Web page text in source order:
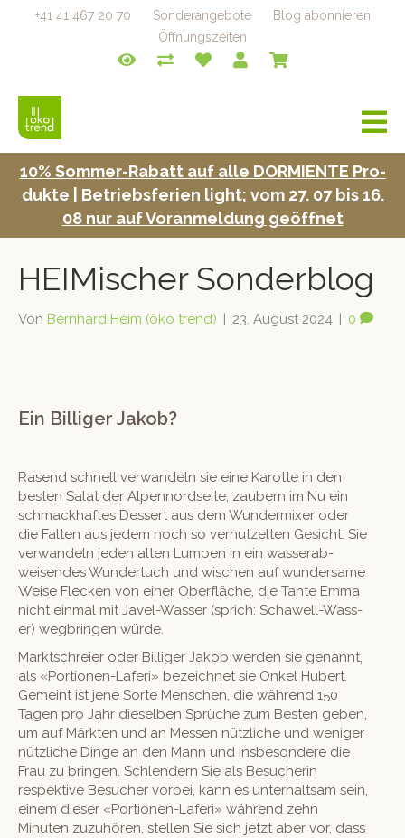
+41 41 467 20 70 Sonderangebote
Blog abonnieren
Öffnungszeiten
a
v
i
10% Som­mer-Rabatt auf alle DORMIENTE Pro­
duk­te
Betrieb­s­fe­rien light; vom 27. 07 bis 16.
08 nur auf Voran­mel­dung geöffnet
HEIMischer Sonderblog
Von Bernhard Heim (öko trend) 23. August 2024 0
Ein Billiger Jakob?
Rasend schnell ver­wan­deln sie eine Karotte in den
besten Salat der Alpen­nord­seite, zaubern im Nu ein
schmack­haftes Dessert aus dem Wun­der­mix­er oder
die Fal­ten aus jedem noch so ver­hutzel­ten Gesicht. Sie
ver­wan­deln jeden alten Lumpen in ein wasser­ab­
weisendes Wun­der­tuch und wis­chen auf wun­der­same
Weise Fleck­en von ein­er Ober­fläche, die Tante Emma
nicht ein­mal mit Jav­el-Wass­er (sprich: Schawell-Wass­
er) weg­brin­gen würde.
Mark­tschreier oder Bil­liger Jakob wer­den sie genan­nt,
als «Por­tio­nen-Laferi» beze­ich­net sie Onkel Hubert.
Gemeint ist jene Sorte Men­schen, die während 150
Tagen pro Jahr diesel­ben Sprüche zum Besten geben,
um auf Märk­ten und an Messen nüt­zliche und weniger
nüt­zliche Dinge an den Mann und ins­beson­dere die
Frau zu brin­gen. Schlen­dern Sie als Besucherin
respek­tive Besuch­er vor­bei, kann es unter­halt­sam sein,
einem dieser «Por­tio­nen-Laferi» während zehn
Minuten zuzuhören, stellen Sie sich jet­zt aber vor, dass